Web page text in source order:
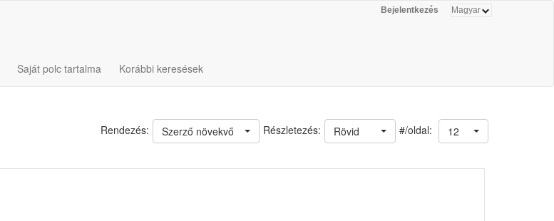
Bejelentkezés
Saját polc tartalma Korábbi keresések
#/oldal: 12
Rövid
Részletezés:
Rendezés: Szerző növekvő